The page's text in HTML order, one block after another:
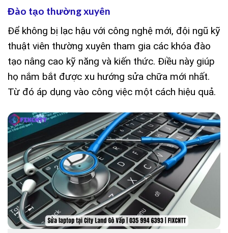
Đào tạo thường xuyên
Để không bị lạc hậu với công nghệ mới, đội ngũ kỹ
thuật viên thường xuyên tham gia các khóa đào
tạo nâng cao kỹ năng và kiến thức. Điều này giúp
họ nắm bắt được xu hướng sửa chữa mới nhất.
Từ đó áp dụng vào công việc một cách hiệu quả.